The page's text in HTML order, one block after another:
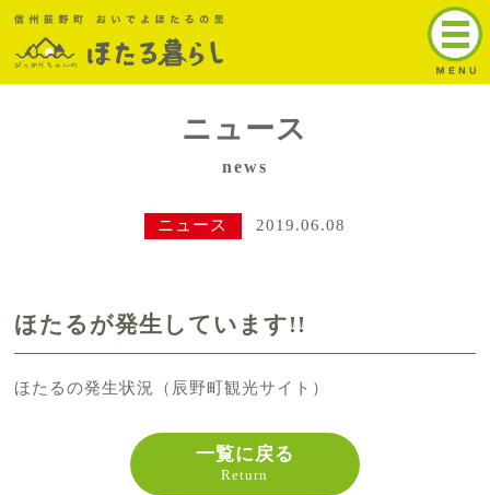
辰野町ほたる
ニュース
news
ニュース 2019.06.08
ほたるが発生しています!!
ほたるの発生状況（辰野町観光サイト）
一覧に戻る
Return